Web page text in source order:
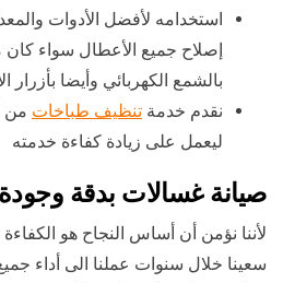
استخدامه لأفضل الأدوات
إصلاح جميع الأعطال سواء
بالشمع الكهربائي وأيضا بأزرار
نقدم خدمة تنظيف طباخات من
ليعمل على زيادة كفاءة خدمته
صيانة غسالات بدقة وجودة
لأننا نؤمن أن أساس النجاح هو
سعينا خلال سنوات عملنا الى أداء